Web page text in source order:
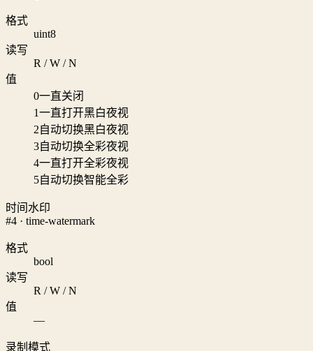
格式
uint8
读写
R / W / N
值
0一直关闭
1一直打开黑白夜视
2自动切换黑白夜视
3自动切换全彩夜视
4一直打开全彩夜视
5自动切换智能全彩
时间水印
#4 · time-watermark
格式
bool
读写
R / W / N
值
—
录制模式